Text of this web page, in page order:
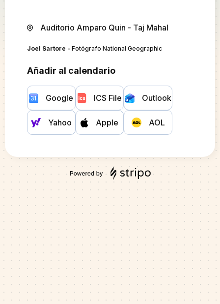
Auditorio Amparo Quin - Taj Mahal
Joel Sartore - Fotógrafo National Geographic
Añadir al calendario
Google ICS File Outlook
Yahoo Apple AOL